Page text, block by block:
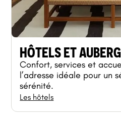
HÔTELS ET
Confort, services et
l’adresse idéale pour un
sérénité.
Les hôtels